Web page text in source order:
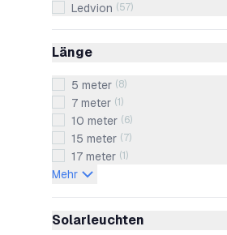
Ledvion (57)
Länge
5 meter (8)
7 meter (1)
10 meter (6)
15 meter (7)
17 meter (1)
Mehr
Solarleuchten